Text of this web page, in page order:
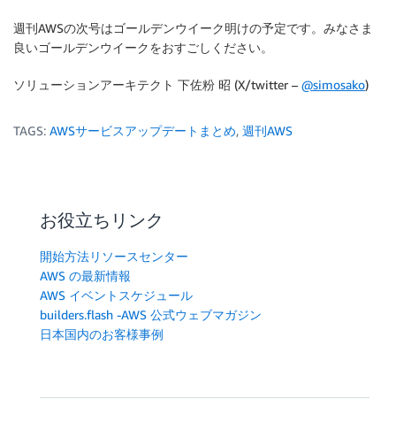
週刊AWSの次号はゴールデンウイーク明けの予定です。みなさま
良いゴールデンウイークをおすごしください。
ソリューションアーキテクト 下佐粉 昭 (X/twitter – @simosako)
TAGS: AWSサービスアップデートまとめ, 週刊AWS
お役立ちリンク
開始方法リソースセンター
AWS の最新情報
AWS イベントスケジュール
builders.flash -AWS 公式ウェブマガジン
日本国内のお客様事例